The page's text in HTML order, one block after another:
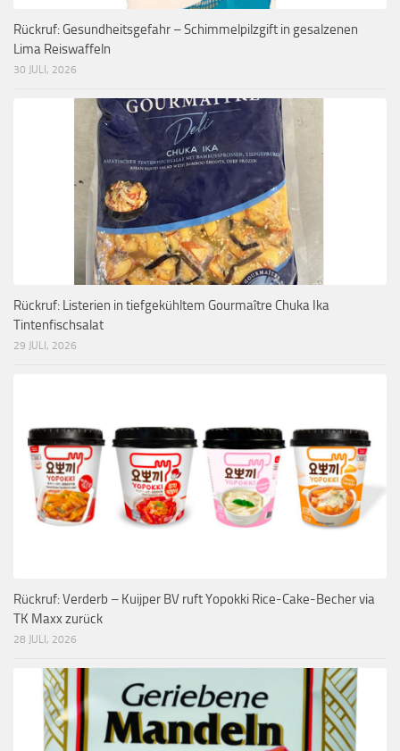
Rückruf: Gesundheitsgefahr – Schimmelpilzgift in gesalzenen
Lima Reiswaffeln
30 JULI, 2026
Rückruf: Listerien in tiefgekühltem Gourmaître Chuka Ika
Tintenfischsalat
29 JULI, 2026
Rückruf: Verderb – Kuijper BV ruft Yopokki Rice-Cake-Becher via
TK Maxx zurück
28 JULI, 2026